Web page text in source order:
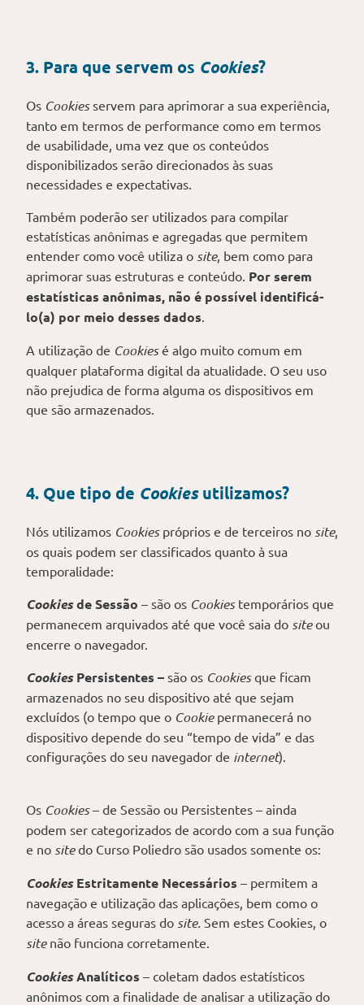
3. Para que servem os Cookies?
Os Cookiesservem para aprimorar a sua experiência,
tanto em termos de performance como em termos
de usabilidade, uma vez que os conteúdos
disponibilizados serão direcionados às suas
necessidades e expectativas.
Também poderão ser utilizados para compilar
estatísticas anônimas e agregadas que permitem
entender como você utiliza o site, bem como para
aprimorar suas estruturas e conteúdo. Por serem
estatísticas anônimas, não é possível identificá-
lo(a) por meio desses dados.
A utilização de Cookiesé algo muito comum em
qualquer plataforma digital da atualidade. O seu uso
não prejudica de forma alguma os dispositivos em
que são armazenados.
4. Que tipo de Cookiesutilizamos?
Nós utilizamos Cookiespróprios e de terceiros no site,
os quais podem ser classificados quanto à sua
temporalidade:
Cookiesde Sessão – são os Cookiestemporários que
permanecem arquivados até que você saia do siteou
encerre o navegador.
CookiesPersistentes – são os Cookiesque ficam
armazenados no seu dispositivo até que sejam
excluídos (o tempo que o Cookiepermanecerá no
dispositivo depende do seu “tempo de vida” e das
configurações do seu navegador de internet).
Os Cookies– de Sessão ou Persistentes – ainda
podem ser categorizados de acordo com a sua função
e no sitedo Curso Poliedro são usados somente os:
CookiesEstritamente Necessários – permitem a
navegação e utilização das aplicações, bem como o
acesso a áreas seguras do site. Sem estes Cookies, o
sitenão funciona corretamente.
CookiesAnalíticos – coletam dados estatísticos
anônimos com a finalidade de analisar a utilização do